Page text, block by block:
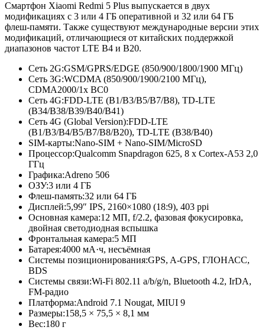
Смартфон Xiaomi Redmi 5 Plus выпускается в двух
модификациях с 3 или 4 ГБ оперативной и 32 или 64 ГБ
флеш-памяти. Также существуют международные версии этих
модификаций, отличающиеся от китайских поддержкой
диапазонов частот LTE B4 и B20.
Сеть 2G:GSM/GPRS/EDGE (850/900/1800/1900 МГц)
Сеть 3G:WCDMA (850/900/1900/2100 МГц),
CDMA2000/1x BC0
Сеть 4G:FDD-LTE (B1/B3/B5/B7/B8), TD-LTE
(B34/B38/B39/B40/B41)
Сеть 4G (Global Version):FDD-LTE
(B1/B3/B4/B5/B7/B8/B20), TD-LTE (B38/B40)
SIM-карты:Nano-SIM + Nano-SIM/MicroSD
Процессор:Qualcomm Snapdragon 625, 8 x Cortex-A53 2,0
ГГц
Графика:Adreno 506
ОЗУ:3 или 4 ГБ
Флеш-память:32 или 64 ГБ
Дисплей:5,99″ IPS, 2160×1080 (18:9), 403 ppi
Основная камера:12 МП, f/2.2, фазовая фокусировка,
двойная светодиодная вспышка
Фронтальная камера:5 МП
Батарея:4000 мА·ч, несъёмная
Системы позиционирования:GPS, A-GPS, ГЛОНАСС,
BDS
Системы связи:Wi-Fi 802.11 a/b/g/n, Bluetooth 4.2, IrDA,
FM-радио
Платформа:Android 7.1 Nougat, MIUI 9
Размеры:158,5 × 75,5 × 8,1 мм
Вес:180 г